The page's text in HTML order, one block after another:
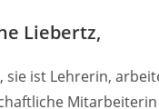
Liebertz,
sie ist Lehrerin,